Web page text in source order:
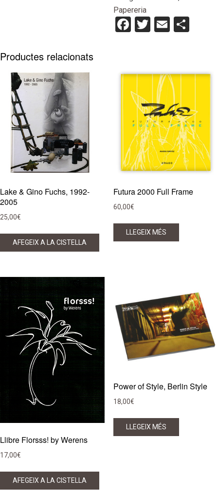
The
Run
(German
Papereria
Facebook
Twitter
Email
Productes relacionats
Lake & Gino Fuchs, 1992-
2005
25,00€
AFEGEIX A LA CISTELLA
Futura 2000 Full Frame
60,00€
LLEGEIX MÉS
Llibre Florsss! by Werens
17,00€
AFEGEIX A LA CISTELLA
Power of Style, Berlin Style
18,00€
LLEGEIX MÉS